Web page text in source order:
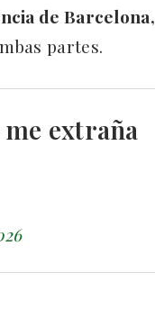
de Barcelona,
partes.
me extraña